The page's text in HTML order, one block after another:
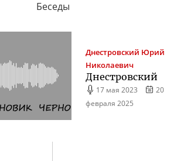
Беседы
Днестровский Юрий
Николаевич
Днестровский
17 мая 2023
20
февраля 2025